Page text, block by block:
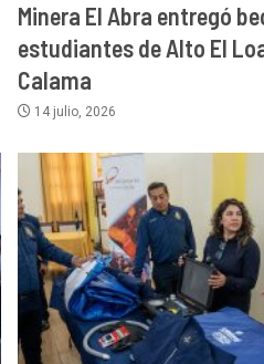
Minera El Abra entregó
estudiantes de Alto El
Calama
14 julio, 2026